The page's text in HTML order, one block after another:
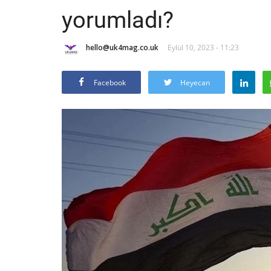
yorumladı?
hello@uk4mag.co.uk Eylül 10, 2023 - 11:23
Facebook Heyecan